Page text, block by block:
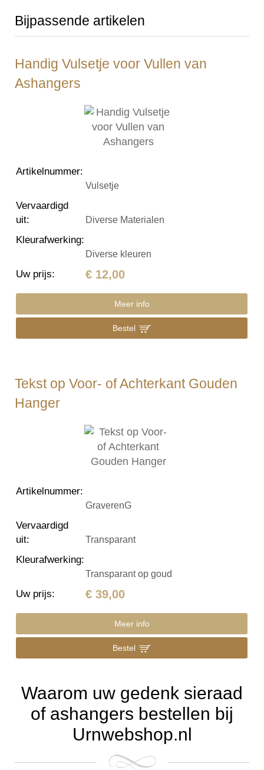
Bijpassende artikelen
Handig Vulsetje voor Vullen van
Ashangers
Artikelnummer:
Vulsetje
Vervaardigd
uit: Diverse Materialen
Kleurafwerking:
Diverse kleuren
Uw prijs: € 12,00
Meer info
Bestel
Tekst op Voor- of Achterkant Gouden
Hanger
Artikelnummer:
GraverenG
Vervaardigd
uit: Transparant
Kleurafwerking:
Transparant op goud
Uw prijs: € 39,00
Meer info
Bestel
Waarom uw gedenk sieraad
of ashangers bestellen bij
Urnwebshop.nl